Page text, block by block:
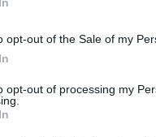
opt-out of the Sale of my
opt-out of processing my